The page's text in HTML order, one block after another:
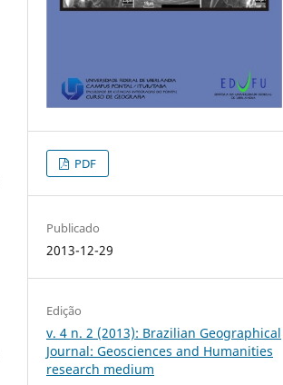
PDF
Publicado
2013-12-29
Edição
v. 4 n. 2 (2013): Brazilian Geographical
Journal: Geosciences and Humanities
research medium